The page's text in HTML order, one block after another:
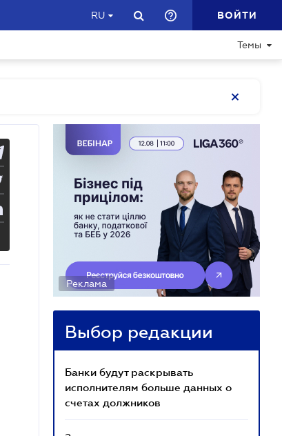
RU ВОЙТИ
Темы
Реклама
Выбор редакции
Банки будут раскрывать
исполнителям больше данных о
счетах должников